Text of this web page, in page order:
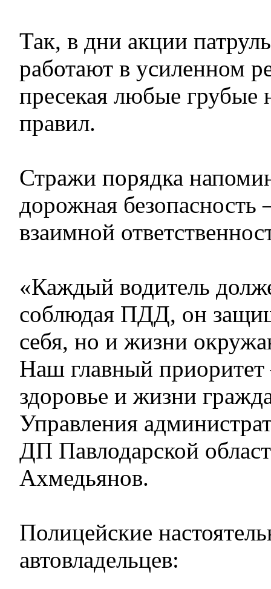
Так, в дни акции
работают в усиленном
пресекая любые грубые
правил.
Стражи порядка
дорожная безопасность
взаимной
«Каждый водитель
соблюдая ПДД, он
себя, но и жизни
Наш главный
здоровье и жизни
Управления
ДП Павлодарской
Ахмедьянов.
Полицейские
автовладельцев: